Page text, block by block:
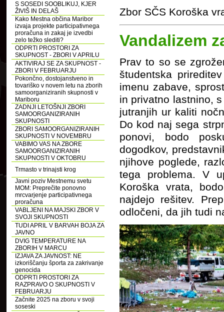
S SOSEDI SOOBLIKUJ, KJER
ŽIVIŠ IN DELAŠ
Kako Mestna občina Maribor
izvaja projekte participativnega
proračuna in zakaj je izvedbi
zelo težko slediti?
ODPRTI PROSTORI ZA
SKUPNOST - ZBORI V APRILU
AKTIVIRAJ SE ZA SKUPNOST -
ZBORI V FEBRUARJU
Pokončno, dostojanstveno in
tovariško v novem letu na zborih
samoorganiziranih skupnosti v
Mariboru
ZADNJI LETOŠNJI ZBORI
SAMOORGANIZIRANIH
SKUPNOSTI
ZBORI SAMOORGANIZIRANIH
SKUPNOSTI V NOVEMBRU
VABIMO VAS NA ZBORE
SAMOORGANIZIRANIH
SKUPNOSTI V OKTOBRU
Trmasto v trinajsti krog
Javni poziv Mestnemu svetu
MOM: Preprečite ponovno
mrcvarjenje participativnega
proračuna
VABLJENI NA MAJSKI ZBOR V
SVOJI SKUPNOSTI
TUDI APRIL V BARVAH BOJA ZA
JAVNO
DVIG TEMPERATURE NA
ZBORIH V MARCU
IZJAVA ZA JAVNOST: NE
izkoriščanju športa za zakrivanje
genocida
ODPRTI PROSTORI ZA
RAZPRAVO O SKUPNOSTI V
FEBRUARJU
Začnite 2025 na zboru v svoji
soseski
Zbor SČS Koroška
Vandalizem
Prav to so se
študentska
imenu zabave,
in privatno lastnino,
jutranjih ur kaliti
Do kod naj sega
ponovi, bodo
dogodkov,
njihove poglede,
tega problema. V
Koroška vrata,
najdejo rešitev.
odločeni, da jih tudi